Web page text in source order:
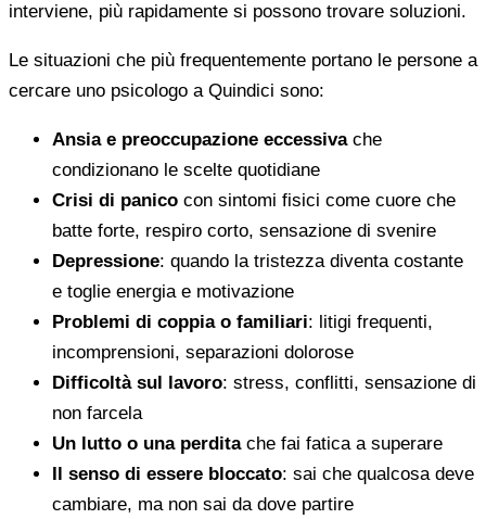
interviene, più rapidamente si possono trovare soluzioni.
Le situazioni che più frequentemente portano le persone a
cercare uno psicologo a Quindici sono:
Ansia e preoccupazione eccessivache
condizionano le scelte quotidiane
Crisi di panico con sintomi fisici come cuore che
batte forte, respiro corto, sensazione di svenire
Depressione: quando la tristezza diventa costante
e toglie energia e motivazione
Problemi di coppia o familiari: litigi frequenti,
incomprensioni, separazioni dolorose
Difficoltà sul lavoro: stress, conflitti, sensazione di
non farcela
Un lutto o una perditache fai fatica a superare
Il senso di essere bloccato: sai che qualcosa deve
cambiare, ma non sai da dove partire